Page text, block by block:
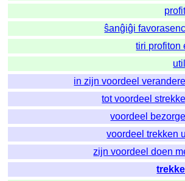
ŝanĝiĝi
tiri profiton
in zijn voordeel
tot voordeel
voordeel
voordeel trekken
zijn voordeel doen